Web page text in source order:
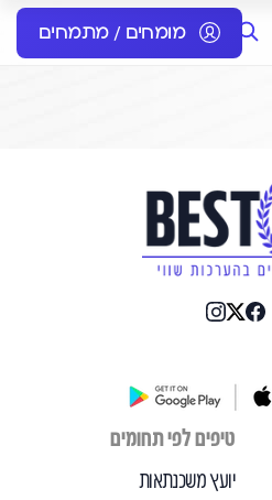
מומחים / מתמחים
טיפים לפי תחומים
יועץ משכנתאות